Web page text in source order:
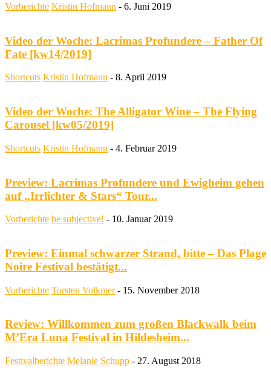
Vorberichte Kristin Hofmann - 6. Juni 2019
Video der Woche: Lacrimas Profundere – Father Of
Fate [kw14/2019]
Shortcuts Kristin Hofmann - 8. April 2019
Video der Woche: The Alligator Wine – The Flying
Carousel [kw05/2019]
Shortcuts Kristin Hofmann - 4. Februar 2019
Preview: Lacrimas Profundere und Ewigheim gehen
auf „Irrlichter & Stars“ Tour...
Vorberichte be subjective! - 10. Januar 2019
Preview: Einmal schwarzer Strand, bitte – Das Plage
Noire Festival bestätigt...
Vorberichte Torsten Volkmer - 15. November 2018
Review: Willkommen zum großen Blackwalk beim
M’Era Luna Festival in Hildesheim...
Festivalberichte Melanie Schupp - 27. August 2018